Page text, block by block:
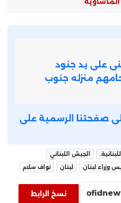
على يد جنود
منزله جنوب
على صفحتنا الرسمية على
الجيش اللبناني
وزراء لبنان لبنان نواف سلام
نسخ الرابط